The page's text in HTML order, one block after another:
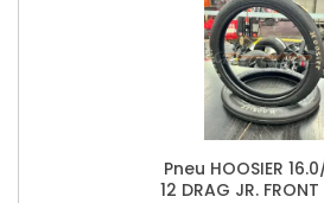
Pneu HOOSIER
12 DRAG JR.